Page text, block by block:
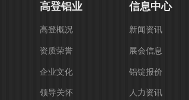
高登铝业
高登概况
资质荣誉
企业文化
领导关怀
信息中心
新闻资讯
展会信息
铝锭报价
人力资讯